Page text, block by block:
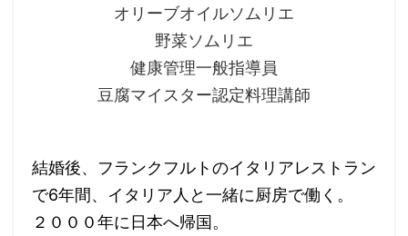
オリーブオイルソムリエ
野菜ソムリエ
健康管理一般指導員
豆腐マイスター認定料理講師
結婚後、フランクフルトのイタリアレストラン
で6年間、イタリア人と一緒に厨房で働く。
２０００年に日本へ帰国。